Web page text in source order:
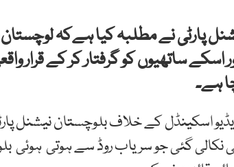
پارٹی نے مطلبہ کیا ہےکہ
اسکے ساتھیوں کو گرفتار کر کے
ہے۔
اسکینڈل کے خلاف بلوچستان نیشنل
گئی جو سریاب روڈ سے ہوتی ہوئی